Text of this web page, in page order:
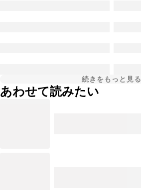
続きをもっと見る
あわせて読みたい